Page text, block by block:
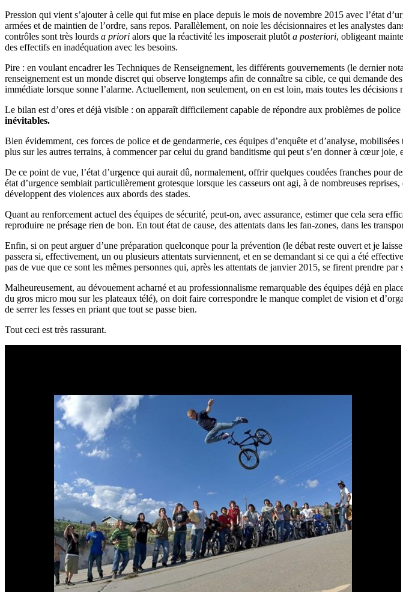
Pression qui vient s’ajouter à celle qui fut mise en place depuis le mois de novembre 2015 avec l’état
armées et de maintien de l’ordre, sans repos. Parallèlement, on noie les décisionnaires et les analystes
contrôles sont très lourds a priori alors que la réactivité les imposerait plutôt a posteriori, obligeant
des effectifs en inadéquation avec les besoins.
Pire : en voulant encadrer les Techniques de Renseignement, les différents gouvernements (le dernier
renseignement est un monde discret qui observe longtemps afin de connaître sa cible, ce qui demande
immédiate lorsque sonne l’alarme. Actuellement, non seulement, on en est loin, mais toutes les
Le bilan est d’ores et déjà visible : on apparaît difficilement capable de répondre aux problèmes de
inévitables.
Bien évidemment, ces forces de police et de gendarmerie, ces équipes d’enquête et d’analyse,
plus sur les autres terrains, à commencer par celui du grand banditisme qui peut s’en donner à cœur
De ce point de vue, l’état d’urgence qui aurait dû, normalement, offrir quelques coudées franches pour
état d’urgence semblait particulièrement grotesque lorsque les casseurs ont agi, à de nombreuses
développent des violences aux abords des stades.
Quant au renforcement actuel des équipes de sécurité, peut-on, avec assurance, estimer que cela sera
reproduire ne présage rien de bon. En tout état de cause, des attentats dans les fan-zones, dans les
Enfin, si on peut arguer d’une préparation quelconque pour la prévention (le débat reste ouvert et je
passera si, effectivement, un ou plusieurs attentats surviennent, et en se demandant si ce qui a été
pas de vue que ce sont les mêmes personnes qui, après les attentats de janvier 2015, se firent prendre
Malheureusement, au dévouement acharné et au professionnalisme remarquable des équipes déjà en
du gros micro mou sur les plateaux télé), on doit faire correspondre le manque complet de vision et
de serrer les fesses en priant que tout se passe bien.
Tout ceci est très rassurant.